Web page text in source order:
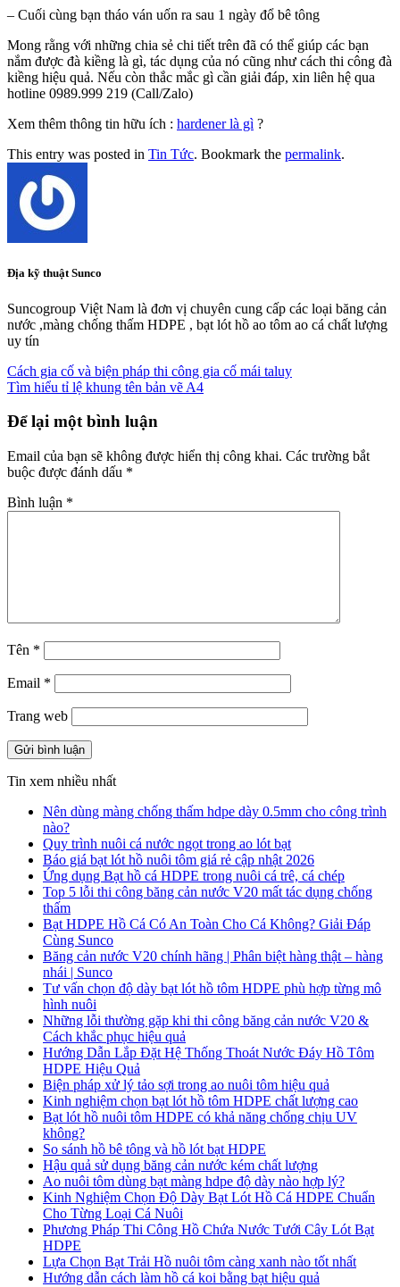
– Cuối cùng bạn tháo ván uốn ra sau 1 ngày đổ bê tông
Mong rằng với những chia sẻ chi tiết trên đã có thể giúp các bạn
nắm được đà kiềng là gì, tác dụng của nó cũng như cách thi công đà
kiềng hiệu quả. Nếu còn thắc mắc gì cần giải đáp, xin liên hệ qua
hotline 0989.999 219 (Call/Zalo)
Xem thêm thông tin hữu ích : hardener là gì ?
This entry was posted in Tin Tức. Bookmark the permalink.
Địa kỹ thuật Sunco
Suncogroup Việt Nam là đơn vị chuyên cung cấp các loại băng cản
nước ,màng chống thấm HDPE , bạt lót hồ ao tôm ao cá chất lượng
uy tín
Cách gia cố và biện pháp thi công gia cố mái taluy
Tìm hiểu tỉ lệ khung tên bản vẽ A4
Để lại một bình luận
Email của bạn sẽ không được hiển thị công khai. Các trường bắt
buộc được đánh dấu *
Bình luận *
Tên *
Email *
Trang web
Tin xem nhiều nhất
Nên dùng màng chống thấm hdpe dày 0.5mm cho công trình
nào?
Quy trình nuôi cá nước ngọt trong ao lót bạt
Báo giá bạt lót hồ nuôi tôm giá rẻ cập nhật 2026
Ứng dụng Bạt hồ cá HDPE trong nuôi cá trê, cá chép
Top 5 lỗi thi công băng cản nước V20 mất tác dụng chống
thấm
Bạt HDPE Hồ Cá Có An Toàn Cho Cá Không? Giải Đáp
Cùng Sunco
Băng cản nước V20 chính hãng | Phân biệt hàng thật – hàng
nhái | Sunco
Tư vấn chọn độ dày bạt lót hồ tôm HDPE phù hợp từng mô
hình nuôi
Những lỗi thường gặp khi thi công băng cản nước V20 &
Cách khắc phục hiệu quả
Hướng Dẫn Lắp Đặt Hệ Thống Thoát Nước Đáy Hồ Tôm
HDPE Hiệu Quả
Biện pháp xử lý tảo sợi trong ao nuôi tôm hiệu quả
Kinh nghiệm chọn bạt lót hồ tôm HDPE chất lượng cao
Bạt lót hồ nuôi tôm HDPE có khả năng chống chịu UV
không?
So sánh hồ bê tông và hồ lót bạt HDPE
Hậu quả sử dụng băng cản nước kém chất lượng
Ao nuôi tôm dùng bạt màng hdpe độ dày nào hợp lý?
Kinh Nghiệm Chọn Độ Dày Bạt Lót Hồ Cá HDPE Chuẩn
Cho Từng Loại Cá Nuôi
Phương Pháp Thi Công Hồ Chứa Nước Tưới Cây Lót Bạt
HDPE
Lựa Chọn Bạt Trải Hồ nuôi tôm càng xanh nào tốt nhất
Hướng dẫn cách làm hồ cá koi bằng bạt hiệu quả